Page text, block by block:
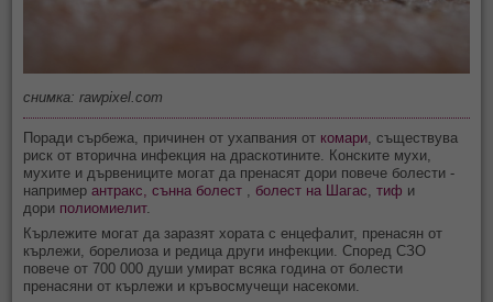
снимка: rawpixel.com
Поради сърбежа, причинен от ухапвания от комари, съществува
риск от вторична инфекция на драскотините. Конските мухи,
мухите и дървениците могат да пренасят дори повече болести -
напримерантракс,сънна болест , болест на Шагас,тиф и
дори полиомиелит.
Кърлежите могат да заразят хората с енцефалит, пренасян от
кърлежи, борелиоза и редица други инфекции. Според СЗО
повече от 700 000 души умират всяка година от болести
пренасяни от кърлежи и кръвосмучещи насекоми.